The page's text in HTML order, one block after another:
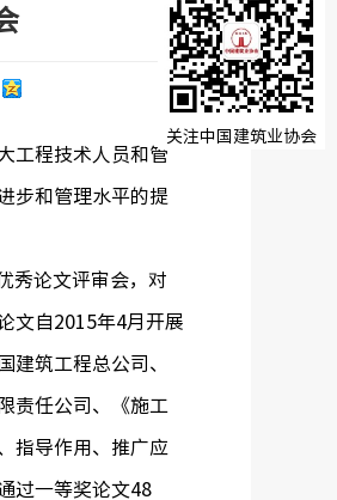
工程技术人员和管
步和管理水平的提
秀论文评审会，对
文自2015年4月开展
建筑工程总公司、
责任公司、《施工
指导作用、推广应
过一等奖论文48
关注中国建筑业协会